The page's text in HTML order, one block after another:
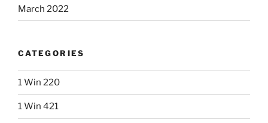
March 2022
CATEGORIES
1 Win 220
1 Win 421